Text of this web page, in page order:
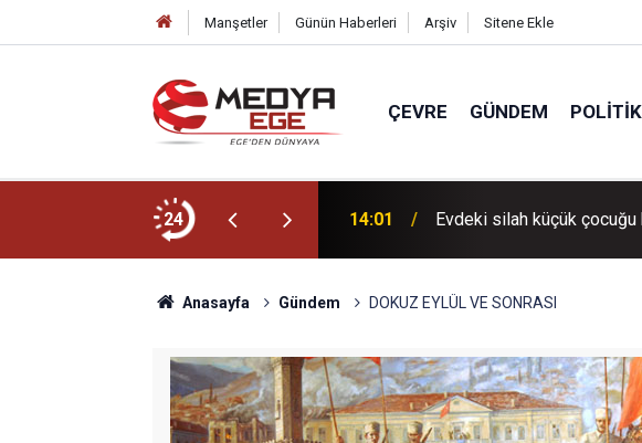
Manşetler Günün Haberleri Arşiv Sitene Ekle
ÇEVRE GÜNDEM
24
irade oluşturulmalı! 14:01 Evdeki silah küçük çocuğu
Anasayfa Gündem DOKUZ EYLÜL VE SONRASI